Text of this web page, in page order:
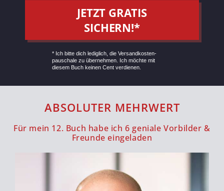
JETZT GRATIS
SICHERN!*
* Ich bitte dich lediglich, die Versandkosten­
pauschale zu übernehmen. Ich möchte mit
diesem Buch keinen Cent verdienen.
ABSOLUTER MEHRWERT
Für mein 12. Buch habe ich 6 geniale Vorbilder &
Freunde eingeladen